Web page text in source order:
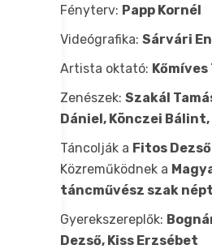
Fényterv: Papp Kornél
Videógrafika: Sárvári
Artista oktató: Kőmíves
Zenészek: Szakál
Dániel, Könczei
Táncolják a Fitos
Közreműködnek a
táncművész szak
Gyerekszereplők:
Dezső, Kiss Erzsébet